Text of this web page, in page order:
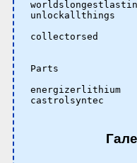
unlockallthings
collectorsed
Parts
energizerlithium
castrolsyntec